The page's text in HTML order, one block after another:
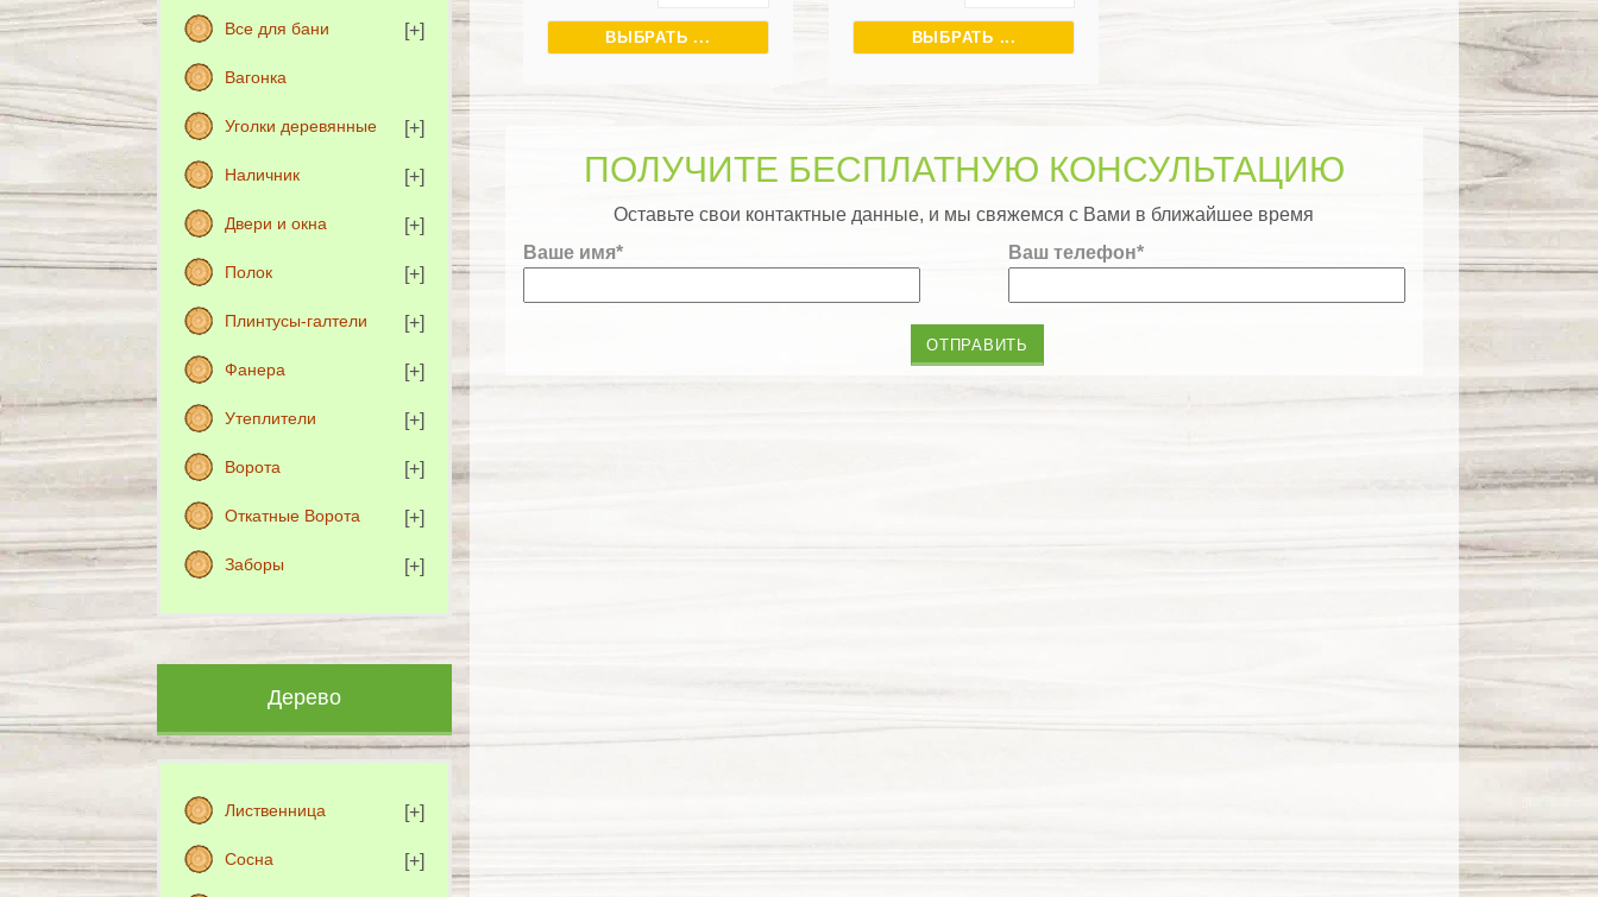
Все для бани
Вагонка
Уголки деревянные
Наличник
Двери и окна
Полок
Плинтусы-галтели
Фанера
Утеплители
Ворота
Откатные Ворота
Заборы
Дерево
Лиственница
Сосна
ВЫБРАТЬ ... ВЫБРАТЬ ...
ПОЛУЧИТЕ БЕСПЛАТНУЮ КОНСУЛЬТАЦИЮ
Оставьте свои контактные данные, и мы свяжемся с Вами в ближайшее время
Ваше имя*
Ваш телефон*